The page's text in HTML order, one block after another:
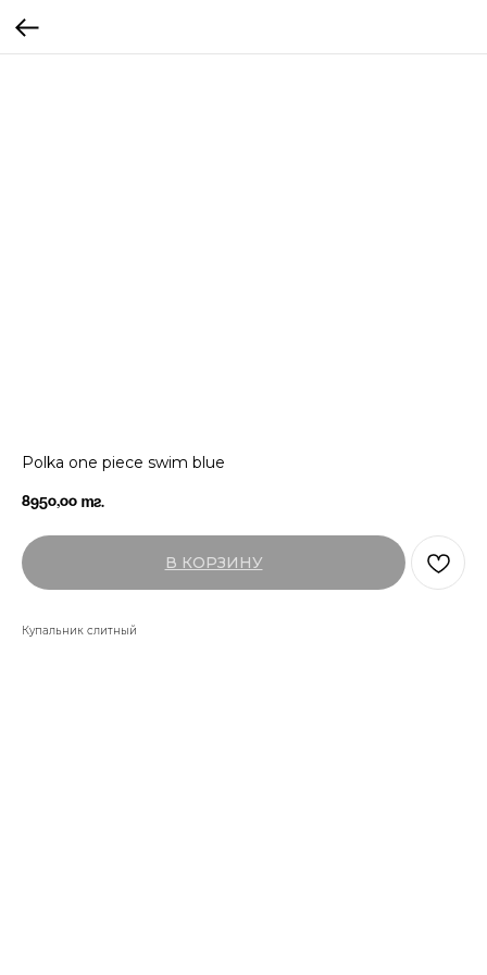
Polka one piece swim blue
8950,00 тг.
В КОРЗИНУ
Купальник слитный